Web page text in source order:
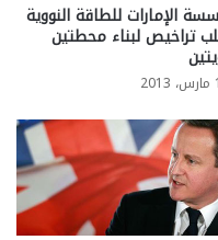
الإمارات للطاقة النووية
تراخيص لبناء محطتين
1 مارس، 2013